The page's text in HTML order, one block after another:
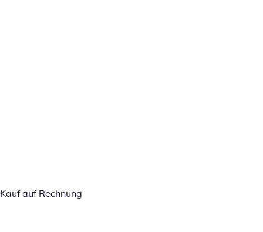
Kauf auf Rechnung